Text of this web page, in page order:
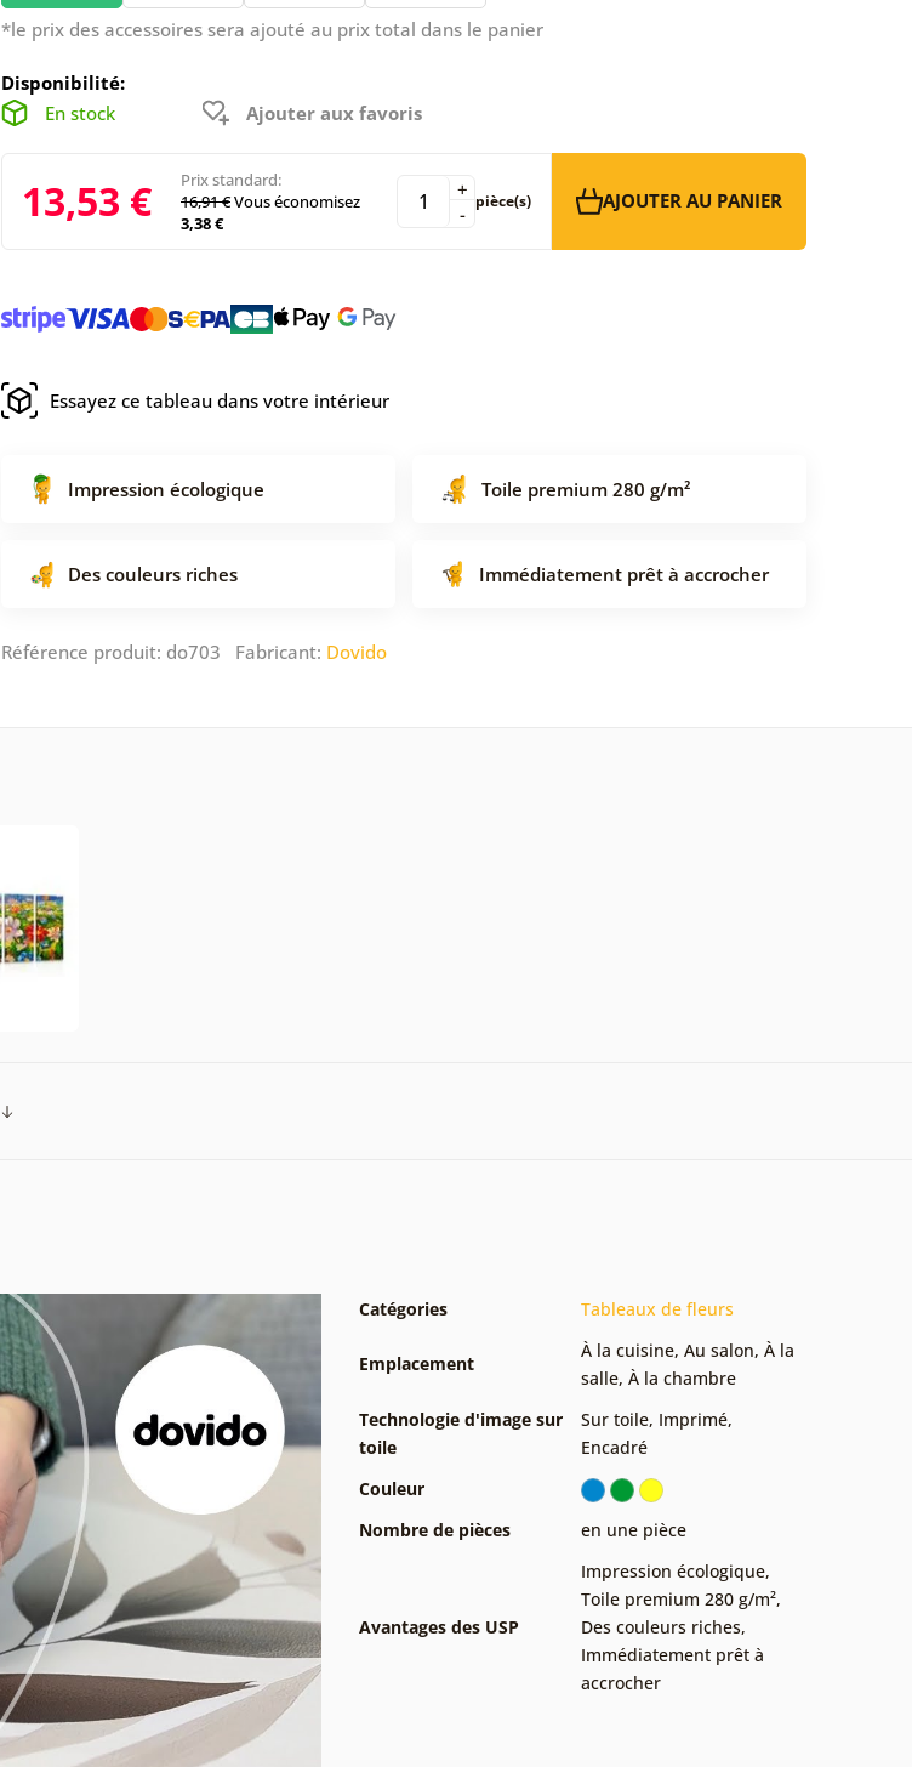
*le prix des accessoires sera ajouté au prix total dans le panier
Disponibilité:
En stock
Ajouter aux favoris
13,53 €
Prix standard:
16,91 €Vous économisez
3,38 €
-
+ pièce(s) AJOUTER AU PANIER
Essayez ce tableau dans votre intérieur
Impression écologique Toile premium 280 g/m²
Des couleurs riches Immédiatement prêt à accrocher
Référence produit: do703 Fabricant: Dovido
Catégories Tableaux de fleurs
Emplacement
À la cuisine, Au salon, À la
salle, À la chambre
Technologie d'image sur
toile
Sur toile, Imprimé,
Encadré
Couleur
Nombre de pièces
en une pièce
Avantages des USP
Impression écologique,
Toile premium 280 g/m²,
Des couleurs riches,
Immédiatement prêt à
accrocher